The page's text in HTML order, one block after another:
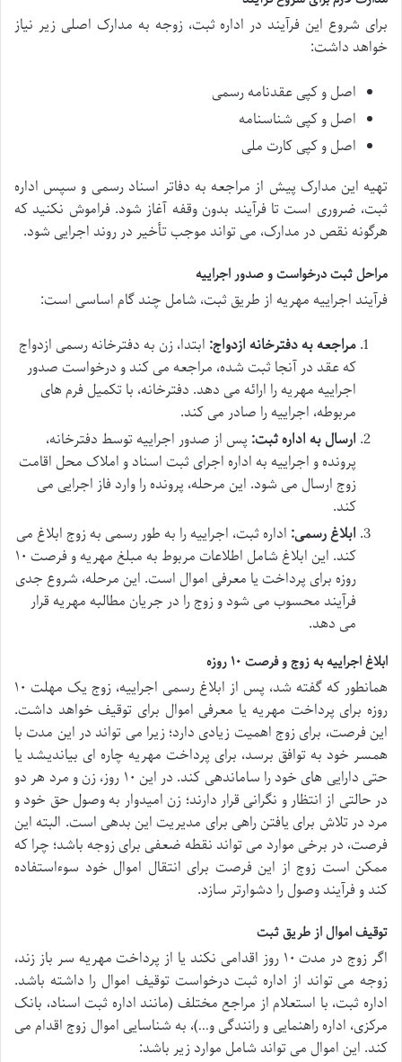
برای شروع این فرآیند در اداره ثبت، زوجه به مدارک اصلی زیر نیاز
خواهد داشت:
اصل و کپی عقدنامه رسمی
اصل و کپی شناسنامه
اصل و کپی کارت ملی
تهیه این مدارک پیش از مراجعه به دفاتر اسناد رسمی و سپس اداره
ثبت، ضروری است تا فرآیند بدون وقفه آغاز شود. فراموش نکنید که
هرگونه نقص در مدارک، می تواند موجب تأخیر در روند اجرایی شود.
مراحل ثبت درخواست و صدور اجراییه
فرآیند اجراییه مهریه از طریق ثبت، شامل چند گام اساسی است:
مراجعه به دفترخانه ازدواج: ابتدا، زن به دفترخانه رسمی ازدواج
که عقد در آنجا ثبت شده، مراجعه می کند و درخواست صدور
اجراییه مهریه را ارائه می دهد. دفترخانه، با تکمیل فرم های
مربوطه، اجراییه را صادر می کند.
ارسال به اداره ثبت: پس از صدور اجراییه توسط دفترخانه،
پرونده و اجراییه به اداره اجرای ثبت اسناد و املاک محل اقامت
زوج ارسال می شود. این مرحله، پرونده را وارد فاز اجرایی می
کند.
ابلاغ رسمی: اداره ثبت، اجراییه را به طور رسمی به زوج ابلاغ می
کند. این ابلاغ شامل اطلاعات مربوط به مبلغ مهریه و فرصت ۱۰
روزه برای پرداخت یا معرفی اموال است. این مرحله، شروع جدی
فرآیند محسوب می شود و زوج را در جریان مطالبه مهریه قرار
می دهد.
ابلاغ اجراییه به زوج و فرصت ۱۰ روزه
همانطور که گفته شد، پس از ابلاغ رسمی اجراییه، زوج یک مهلت ۱۰
روزه برای پرداخت مهریه یا معرفی اموال برای توقیف خواهد داشت.
این فرصت، برای زوج اهمیت زیادی دارد؛ زیرا می تواند در این مدت با
همسر خود به توافق برسد، برای پرداخت مهریه چاره ای بیاندیشد یا
حتی دارایی های خود را ساماندهی کند. در این ۱۰ روز، زن و مرد هر دو
در حالتی از انتظار و نگرانی قرار دارند؛ زن امیدوار به وصول حق خود و
مرد در تلاش برای یافتن راهی برای مدیریت این بدهی است. البته این
فرصت، در برخی موارد می تواند نقطه ضعفی برای زوجه باشد؛ چرا که
ممکن است زوج از این فرصت برای انتقال اموال خود سوءاستفاده
کند و فرآیند وصول را دشوارتر سازد.
توقیف اموال از طریق ثبت
اگر زوج در مدت ۱۰ روز اقدامی نکند یا از پرداخت مهریه سر باز زند،
زوجه می تواند از اداره ثبت درخواست توقیف اموال را داشته باشد.
اداره ثبت، با استعلام از مراجع مختلف (مانند اداره ثبت اسناد، بانک
مرکزی، اداره راهنمایی و رانندگی و…)، به شناسایی اموال زوج اقدام می
کند. این اموال می تواند شامل موارد زیر باشد: